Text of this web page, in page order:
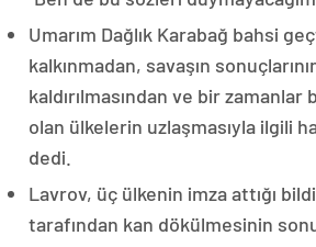
Umarım Dağlık Karabağ bahsi
kalkınmadan, savaşın
kaldırılmasından ve bir
olan ülkelerin uzlaşmasıyla ilgili
dedi.
Lavrov, üç ülkenin imza attığı
tarafından kan dökülmesinin